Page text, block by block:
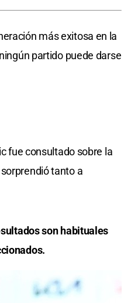
más exitosa en la
partido puede darse
fue consultado sobre la
tanto a
son habituales